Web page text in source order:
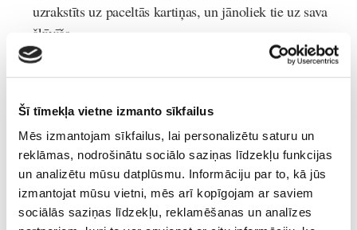
Šī tīmekļa vietne izmanto sīkfailus
Mēs izmantojam sīkfailus, lai personalizētu saturu un
reklāmas, nodrošinātu sociālo saziņas līdzekļu funkcijas
un analizētu mūsu datplūsmu. Informāciju par to, kā jūs
izmantojat mūsu vietni, mēs arī kopīgojam ar saviem
sociālās saziņas līdzekļu, reklamēšanas un analīzes
uzrakstīts uz paceltās kartiņas, un jānoliek tie uz sava
šķīvīša.
Ja uz paceltās kartiņas attainota darbība ar
atņemšanu, no sava šķīvīša jāpaņem tik daudz
cik norādīti uz kartiņas, un jāatdod tās spēles
pretiniekam.
Spēle ilgst tik ilgi, kamēr galda vidū esošā bļodiņa ir
tukša vai arī beigušās kartītes ar matemātiskajām
darbībām. Lai noteiktu spēles uzvrētāju, protams,
nepieciešams saskaitīt, kuram no spēles dalībniekiem